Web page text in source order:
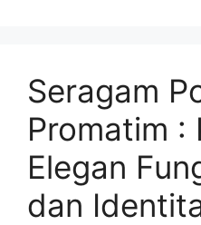
Seragam
Promatim :
Elegan
dan